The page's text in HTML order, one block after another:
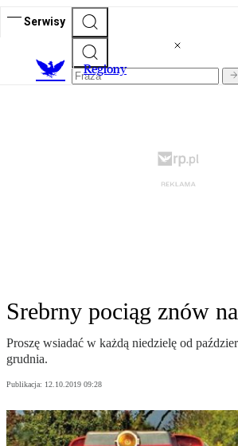
Serwisy
Regiony
Srebrny pociąg znów
Proszę wsiadać w każdą niedzielę od
grudnia.
Publikacja: 12.10.2019 09:28